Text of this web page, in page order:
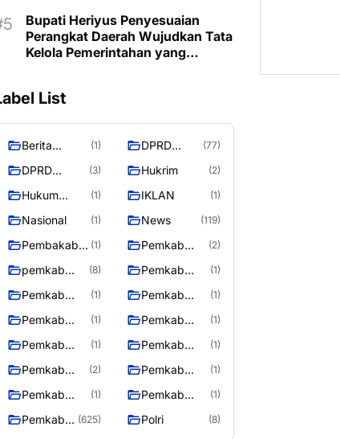
Bupati Heriyus Penyesuaian
Perangkat Daerah Wujudkan Tata
Kelola Pemerintahan yang
List
Berita
Raya
(1)
DPRD
Raya
(77)
DPRD
RAYA
(3) Hukrim (2)
Hukum
(1) IKLAN (1)
Nasional (1) News (119)
Pembakab
Raya
(1)
Pemkab
(2)
pemkab
(8)
Pemkab
08/2/2025
(1)
Pemkab
10/2/2025
(1)
Pemkab
11/2/2025
(1)
Pemkab
12/2/2025
(1)
Pemkab
13/2/2025
(1)
Pemkab
14/2/2025
(1)
Pemkab
17/2/2025
(1)
Pemkab
27/2/2025
(2)
Pemkab
28/2/2025
(1)
Pemkab
Muring Raya
(1)
Pemkab
(1)
Pemkab
(625) Polri (8)